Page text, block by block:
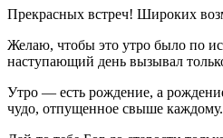
Прекрасных встреч! Широких
Желаю, чтобы это утро было по
наступающий день вызывал
Утро — есть рождение, а
чудо, отпущенное свыше каждому.